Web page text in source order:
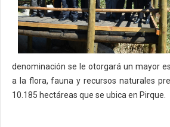
denominación se le otorgará un mayor
a la flora, fauna y recursos naturales
10.185 hectáreas que se ubica en Pirque.